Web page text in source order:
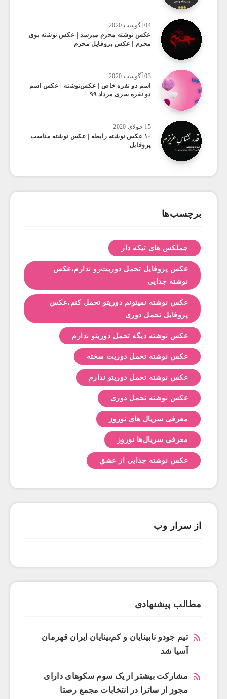
04 آگوست 2020
عکس ‌نوشته محرم میرسد | عکس نوشته بوی
محرم | عکس پروفایل محرم
03 آگوست 2020
اسم دو نفره خاص | عکس‌نوشته | عکس اسم
دو نفره سری مرداد ۹۹
15 جولای 2020
۱۰ عکس‌ نوشته رابطه | عکس نوشته مناسب
پروفایل
برچسب‌ها
جملکس های تیکه دار
عکس پروفایل تحمل دوریت‌رو ندارم،عکس
نوشته جدایی
عکس نوشته نمیتونم دوریتو تحمل کنم،عکس
پروفایل تحمل دوری
عکس نوشته دیگه تحمل دوریتو ندارم
عکس نوشته تحمل دوریت سخته
عکس نوشته تحمل دوریتو ندارم
عکس نوشته تحمل دوری
معرفی سریال های نوروز
معرفی سریال‌ها نوروز
عکس نوشته جدایی از عشق
از سرار وب
مطالب پیشنهادی
تیم جودو نابینایان و کم‌بینایان ایران قهرمان
آسیا شد
مشارکت بیشتر از یک سوم سکوهای دارای
مجوز از ساترا در انتخابات مجمع رصتا